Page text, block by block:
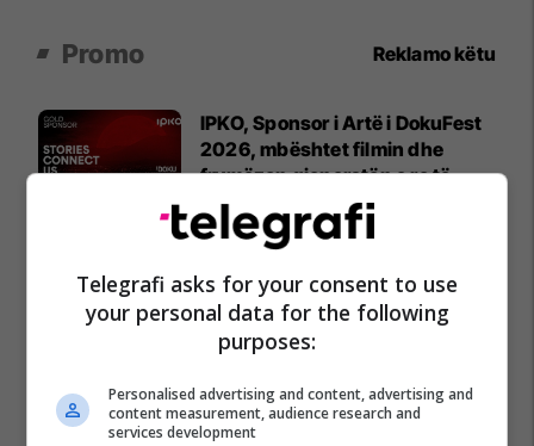
Promo Reklamo këtu
IPKO, Sponsor i Artë i DokuFest
2026, mbështet filmin dhe
frymëzon gjeneratën e re të
krijuesve
praktike për mëngjes, piknik
dhe rrugë
MEKA HALAL FOOD
A po don me rrnu n’deti?
Telegrafi asks for your consent to use
your personal data for the following
purposes:
Personalised advertising and content, advertising and
content measurement, audience research and
services development